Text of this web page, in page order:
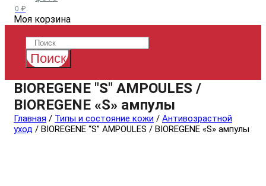
0 ₽
Моя корзина
Поиск
BIOREGENE "S" AMPOULES /
BIOREGENE «S» ампулы
Главная / Типы и состояние кожи / Антивозрастной
уход / BIOREGENE “S” AMPOULES / BIOREGENE «S» ампулы